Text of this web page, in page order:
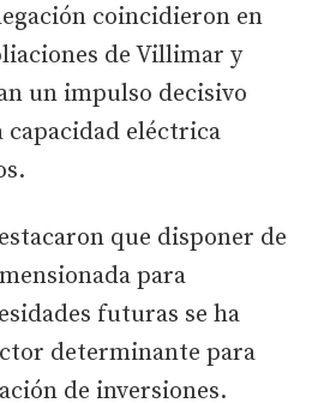
coincidieron en
de Villimar y
un impulso decisivo
eléctrica
que disponer de
para
futuras se ha
determinante para
de inversiones.